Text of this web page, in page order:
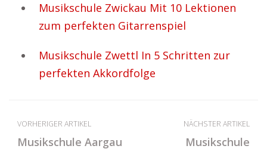
Musikschule Zwickau Mit 10 Lektionen
zum perfekten Gitarrenspiel
Musikschule Zwettl In 5 Schritten zur
perfekten Akkordfolge
VORHERIGER ARTIKEL
Musikschule Aargau
NÄCHSTER ARTIKEL
Musikschule